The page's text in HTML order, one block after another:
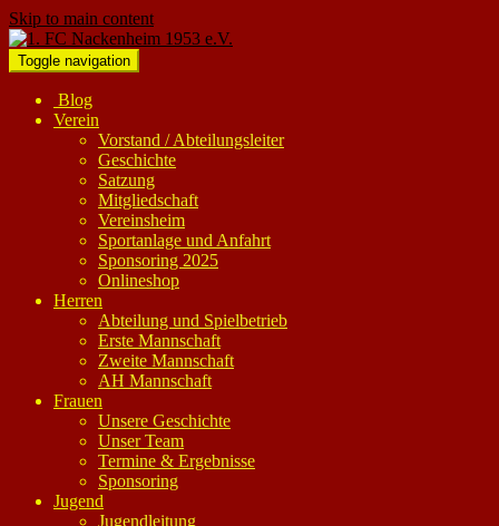
Skip to main content
Toggle navigation
Blog
Verein
Vorstand / Abteilungsleiter
Geschichte
Satzung
Mitgliedschaft
Vereinsheim
Sportanlage und Anfahrt
Sponsoring 2025
Onlineshop
Herren
Abteilung und Spielbetrieb
Erste Mannschaft
Zweite Mannschaft
AH Mannschaft
Frauen
Unsere Geschichte
Unser Team
Termine & Ergebnisse
Sponsoring
Jugend
Jugendleitung